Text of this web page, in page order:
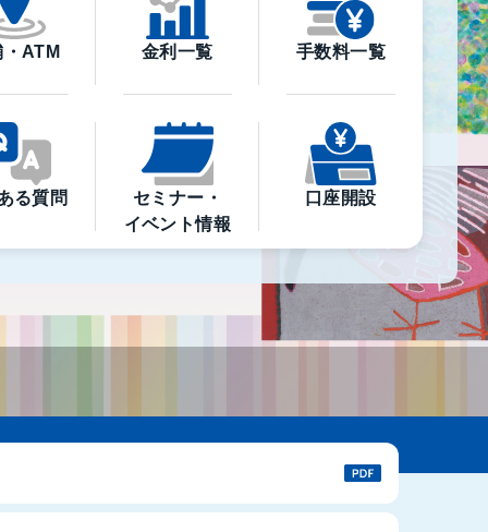
ATM 金利一覧 手数料一覧
る質問
セミナー・
イベント情報
口座開設